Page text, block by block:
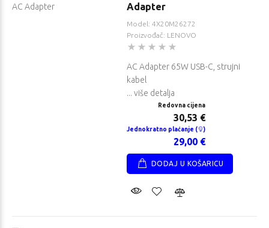
Adapter
Model: 4X20M26272
Proizvođač: LENOVO
AC Adapter 65W USB-C, strujni
kabel
... više detalja
Redovna cijena
30,53 €
Jednokratno plaćanje ( )
29,00 €
DODAJ U KOŠARICU